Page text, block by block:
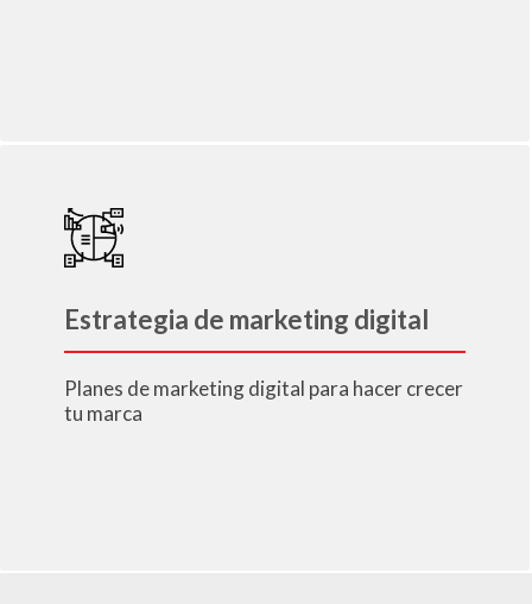
Estrategia de marketing digital
Planes de marketing digital para hacer crecer
tu marca